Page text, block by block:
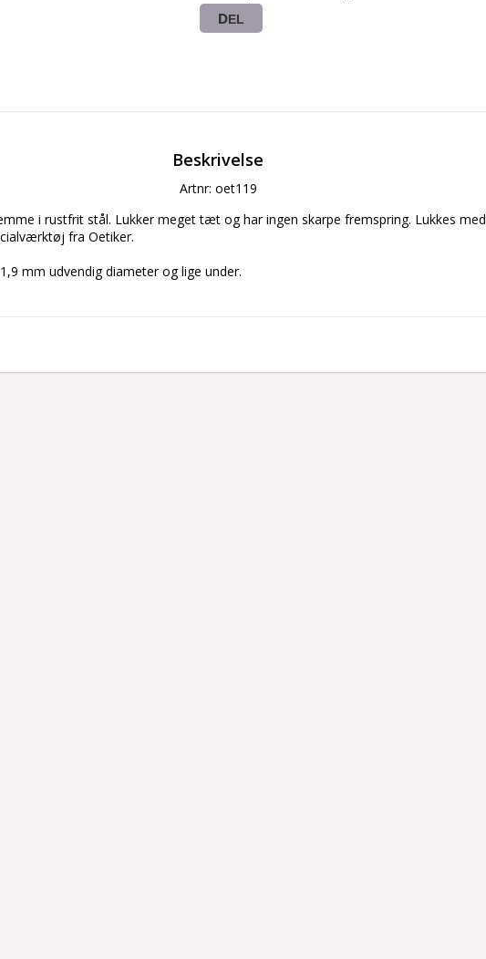
DEL
Beskrivelse
Artnr: oet119
i rustfrit stål. Lukker meget tæt og har ingen skarpe fremspring. Lukkes med
fra Oetiker.
mm udvendig diameter og lige under.